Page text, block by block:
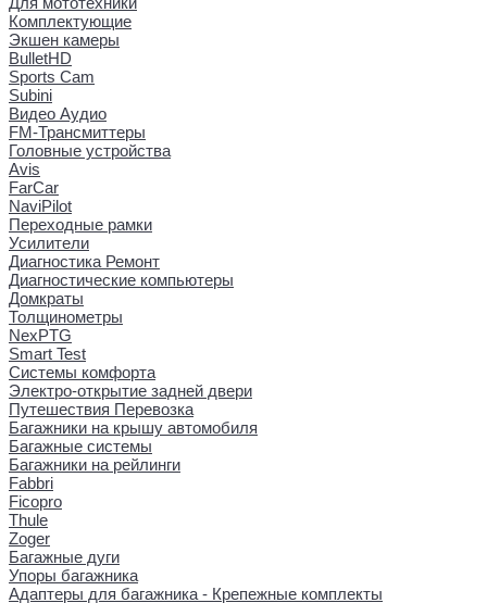
Комплектующие
Экшен камеры
BulletHD
Sports Cam
Subini
Видео Аудио
FM-Трансмиттеры
Головные устройства
Avis
FarCar
NaviPilot
Переходные рамки
Усилители
Диагностика Ремонт
Диагностические компьютеры
Домкраты
Толщинометры
NexPTG
Smart Test
Системы комфорта
Электро-открытие задней двери
Путешествия Перевозка
Багажники на крышу автомобиля
Багажные системы
Багажники на рейлинги
Fabbri
Ficopro
Thule
Zoger
Багажные дуги
Упоры багажника
Адаптеры для багажника - Крепежные комплекты